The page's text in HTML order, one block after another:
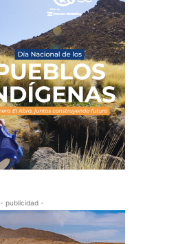
- publicidad -